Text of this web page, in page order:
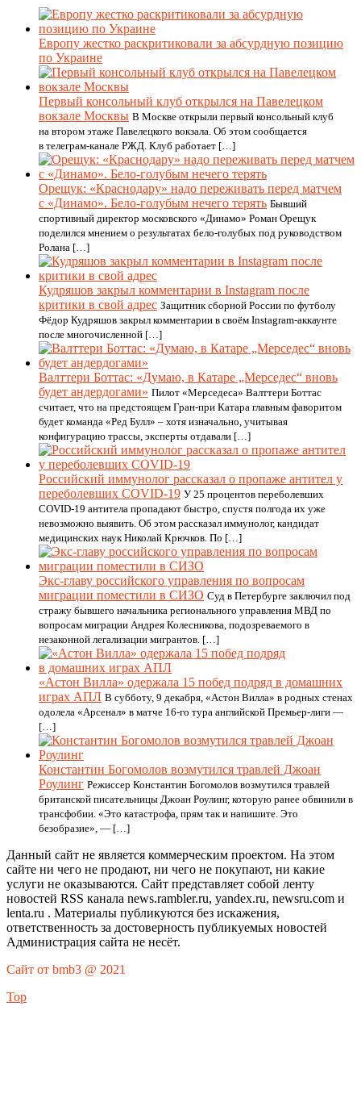
Европу жестко раскритиковали за абсурдную позицию
по Украине
Первый консольный клуб открылся на Павелецком
вокзале Москвы В Москве открыли первый консольный клуб
на втором этаже Павелецкого вокзала. Об этом сообщается
в телеграм-канале РЖД. Клуб работает […]
Орещук: «Краснодару» надо переживать перед матчем
с «Динамо». Бело-голубым нечего терять Бывший
спортивный директор московского «Динамо» Роман Орещук
поделился мнением о результатах бело-голубых под руководством
Ролана […]
Кудряшов закрыл комментарии в Instagram после
критики в свой адрес Защитник сборной России по футболу
Фёдор Кудряшов закрыл комментарии в своём Instagram-аккаунте
после многочисленной […]
Валттери Боттас: «Думаю, в Катаре „Мерседес“ вновь
будет андердогами» Пилот «Мерседеса» Валттери Боттас
считает, что на предстоящем Гран-при Катара главным фаворитом
будет команда «Ред Булл» – хотя изначально, учитывая
конфигурацию трассы, эксперты отдавали […]
Российский иммунолог рассказал о пропаже антител у
переболевших COVID-19 У 25 процентов переболевших
COVID-19 антитела пропадают быстро, спустя полгода их уже
невозможно выявить. Об этом рассказал иммунолог, кандидат
медицинских наук Николай Крючков. По […]
Экс-главу российского управления по вопросам
миграции поместили в СИЗО Суд в Петербурге заключил под
стражу бывшего начальника регионального управления МВД по
вопросам миграции Андрея Колесникова, подозреваемого в
незаконной легализации мигрантов. […]
«Астон Вилла» одержала 15 побед подряд в домашних
играх АПЛ В субботу, 9 декабря, «Астон Вилла» в родных стенах
одолела «Арсенал» в матче 16-го тура английской Премьер-лиги —
[…]
Константин Богомолов возмутился травлей Джоан
Роулинг Режиссер Константин Богомолов возмутился травлей
британской писательницы Джоан Роулинг, которую ранее обвинили в
трансфобии. «Это катастрофа, прям так и напишите. Это
безобразие», — […]
Данный сайт не является коммерческим проектом. На этом
сайте ни чего не продают, ни чего не покупают, ни какие
услуги не оказываются. Сайт представляет собой ленту
новостей RSS канала news.rambler.ru, yandex.ru, newsru.com и
lenta.ru . Материалы публикуются без искажения,
ответственность за достоверность публикуемых новостей
Администрация сайта не несёт.
Сайт от bmb3 @ 2021
Top